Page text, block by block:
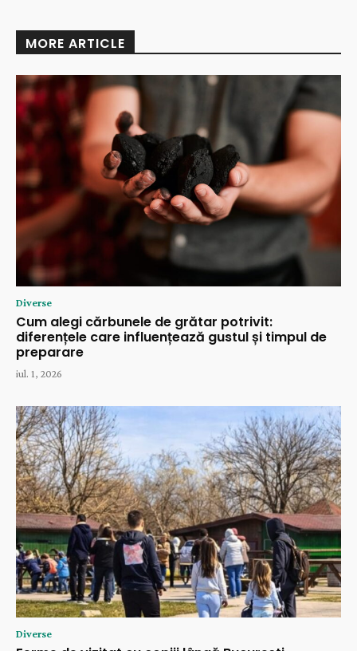
MORE ARTICLE
Diverse
Cum alegi cărbunele de grătar potrivit:
diferențele care influențează gustul și timpul de
preparare
iul. 1, 2026
Diverse